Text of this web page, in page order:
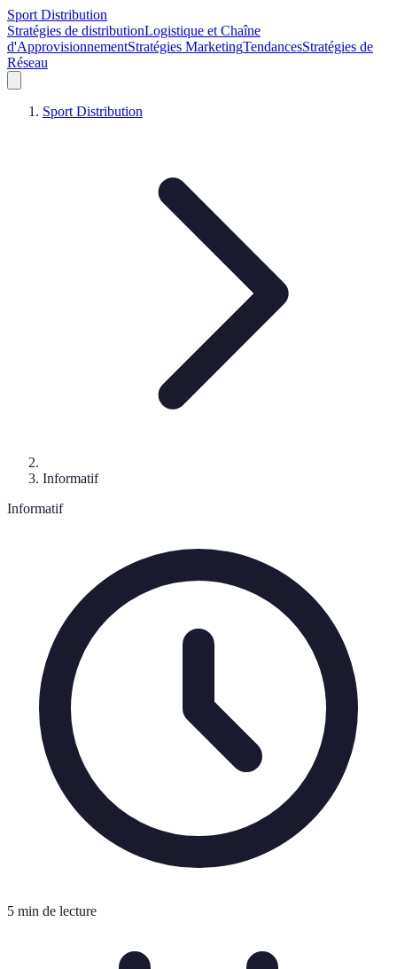
Sport Distribution
Stratégies de distributionLogistique et Chaîne
d'ApprovisionnementStratégies MarketingTendancesStratégies de
Réseau
Sport Distribution
Informatif
Informatif
5 min de lecture